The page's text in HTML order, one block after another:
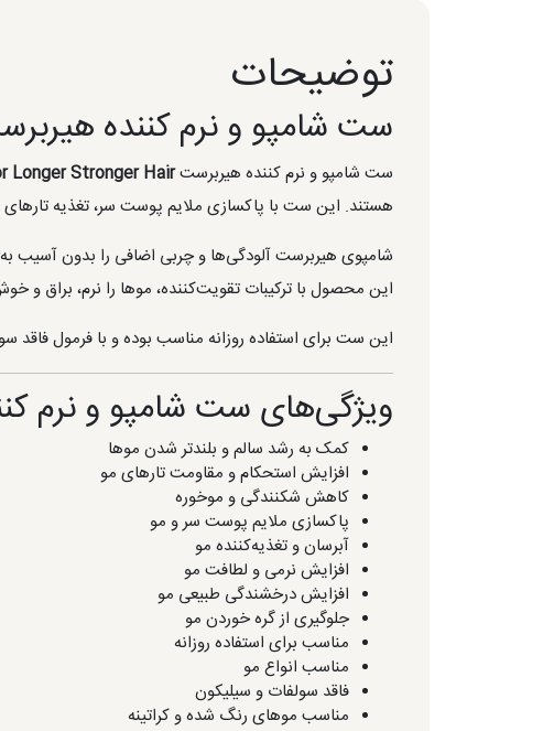
توضیحات
ست شامپو و نرم کننده
ست شامپو و نرم کننده هیربرستLonger Stronger Hair
هستند. این ست با پاکسازی ملایم پوست سر، تغذیه
شامپوی هیربرست آلودگی‌ها و چربی اضافی را بدون آسیب
این محصول با ترکیبات تقویت‌کننده، موها را نرم، براق
این ست برای استفاده روزانه مناسب بوده و با فرمول
ویژگی‌های ست شامپو و نرم
کمک به رشد سالم و بلندتر شدن موها
افزایش استحکام و مقاومت تارهای مو
کاهش شکنندگی و موخوره
پاکسازی ملایم پوست سر و مو
آبرسان و تغذیه‌کننده مو
افزایش نرمی و لطافت مو
افزایش درخشندگی طبیعی مو
جلوگیری از گره خوردن مو
مناسب برای استفاده روزانه
مناسب انواع مو
فاقد سولفات و سیلیکون
مناسب موهای رنگ شده و کراتینه